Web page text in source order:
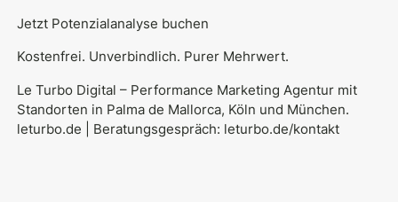
Jetzt Potenzialanalyse buchen
Kostenfrei. Unverbindlich. Purer Mehrwert.
Le Turbo Digital – Performance Marketing Agentur mit
Standorten in Palma de Mallorca, Köln und München.
leturbo.de | Beratungsgespräch: leturbo.de/kontakt